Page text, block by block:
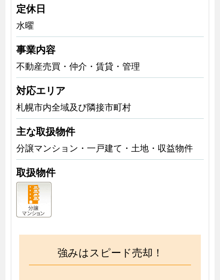
定休日
水曜
事業内容
不動産売買・仲介・賃貸・管理
対応エリア
札幌市内全域及び隣接市町村
主な取扱物件
分譲マンション・一戸建て・土地・収益物件
取扱物件
強みはスピード売却！